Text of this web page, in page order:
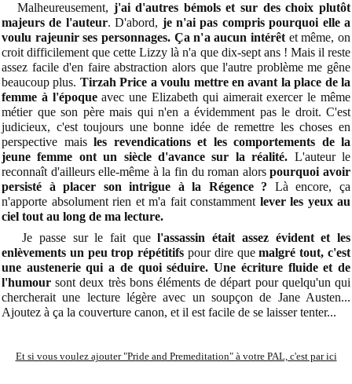
Malheureusement, j'ai d'autres bémols et sur des choix plutôt
majeurs de l'auteur. D'abord, je n'ai pas compris pourquoi elle a
voulu rajeunir ses personnages. Ça n'a aucun intérêtet même, on
croit difficilement que cette Lizzy là n'a que dix-sept ans ! Mais il reste
assez facile d'en faire abstraction alors que l'autre problème me gêne
beaucoup plus. Tirzah Price a voulu mettre en avant la place de la
femme à l'époqueavec une Elizabeth qui aimerait exercer le même
métier que son père mais qui n'en a évidemment pas le droit. C'est
judicieux, c'est toujours une bonne idée de remettre les choses en
perspective mais les revendications et les comportements de la
jeune femme ont un siècle d'avance sur la réalité. L'auteur le
reconnaît d'ailleurs elle-même à la fin du roman alorspourquoi avoir
persisté à placer son intrigue à la Régence ? Là encore, ça
n'apporte absolument rien et m'a fait constamment lever les yeux au
ciel tout au long de ma lecture.
Je passe sur le fait quel'assassin était assez évident et les
enlèvements un peu trop répétitifs pour dire quemalgré tout, c'est
une austenerie qui a de quoi séduire. Une écriture fluide et de
l'humour sont deux très bons éléments de départ pour quelqu'un qui
chercherait une lecture légère avec un soupçon de Jane Austen...
Ajoutez à ça la couverture canon, et il est facile de se laisser tenter...
Et si vous voulez ajouter "Pride and Premeditation" à votre PAL, c'est par ici